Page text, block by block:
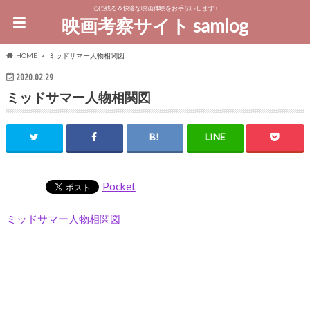
心に残る＆快適な映画体験をお手伝いします♪
映画考察サイト samlog
HOME ミッドサマー人物相関図
2020.02.29
ミッドサマー人物相関図
Pocket
ミッドサマー人物相関図